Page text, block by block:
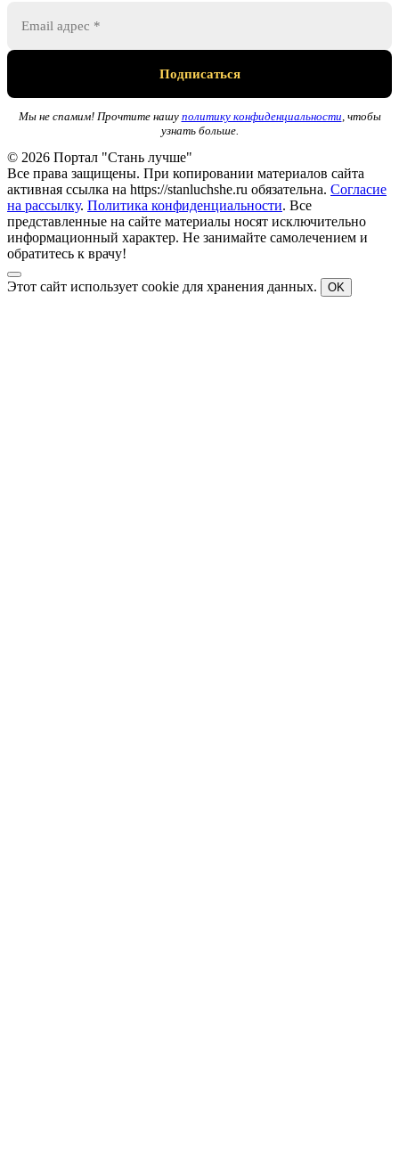
Мы не спамим! Прочтите нашу политику конфиденциальности , чтобы
узнать больше.
© 2026 Портал "Стань лучше"
Все права защищены. При копировании материалов сайта
активная ссылка на https://stanluchshe.ru обязательна. Согласие
на рассылку. Политика конфиденциальности. Все
представленные на сайте материалы носят исключительно
информационный характер. Не занимайте самолечением и
обратитесь к врачу!
Этот сайт использует cookie для хранения данных. OK